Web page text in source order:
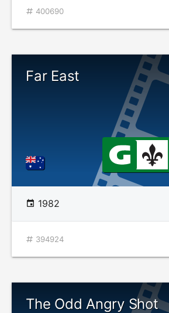
400690
Far East
1982
394924
The Odd Angry Shot